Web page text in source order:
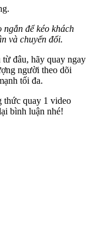
ngắn để kéo khách
và chuyển đổi.
từ đâu, hãy quay ngay
người theo dõi
tối đa.
thức quay 1 video
bình luận nhé!